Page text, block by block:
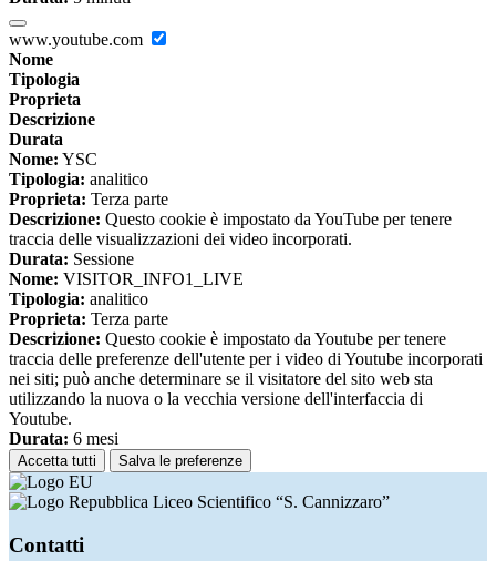
www.youtube.com
Nome
Tipologia
Proprieta
Descrizione
Durata
Nome: YSC
Tipologia: analitico
Proprieta: Terza parte
Descrizione: Questo cookie è impostato da YouTube per tenere
traccia delle visualizzazioni dei video incorporati.
Durata: Sessione
Nome: VISITOR_INFO1_LIVE
Tipologia: analitico
Proprieta: Terza parte
Descrizione: Questo cookie è impostato da Youtube per tenere
traccia delle preferenze dell'utente per i video di Youtube incorporati
nei siti; può anche determinare se il visitatore del sito web sta
utilizzando la nuova o la vecchia versione dell'interfaccia di
Youtube.
Durata: 6 mesi
Accetta tutti Salva le preferenze
Liceo Scientifico “S. Cannizzaro”
Contatti